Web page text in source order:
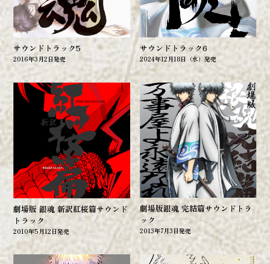
サウンドトラック5
2016年3月2日発売
サウンドトラック6
2024年12月18日（水）発売
劇場版 銀魂 新訳紅桜篇サウンド
トラック
2010年5月12日発売
劇場版銀魂 完結篇サウンドトラ
ック
2013年7月3日発売